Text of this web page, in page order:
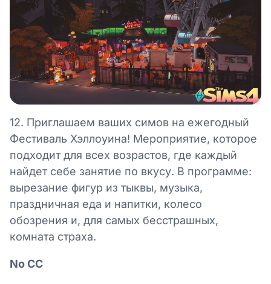
12. Приглашаем ваших симов на ежегодный
Фестиваль Хэллоуина! Мероприятие, которое
подходит для всех возрастов, где каждый
найдет себе занятие по вкусу. В программе:
вырезание фигур из тыквы, музыка,
праздничная еда и напитки, колесо
обозрения и, для самых бесстрашных,
комната страха.
No СС